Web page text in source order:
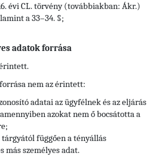
évi CL. törvény (továbbiakban: Ákr.)
a 33–34. §;
adatok forrása
nem az érintett:
adatai az ügyfélnek és az eljárás
azokat nem ő bocsátotta a
függően a tényállás
más személyes adat.